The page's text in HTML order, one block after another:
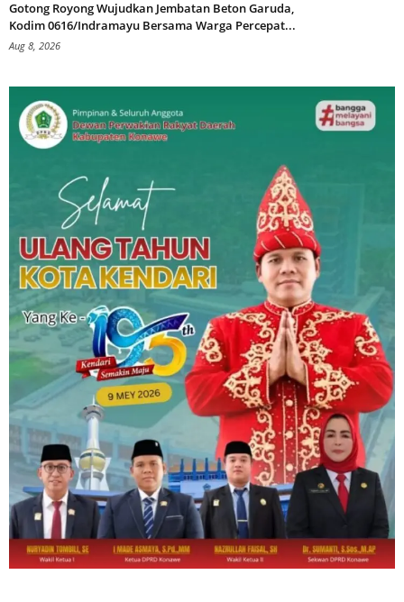
Gotong Royong Wujudkan Jembatan Beton Garuda,
Kodim 0616/Indramayu Bersama Warga Percepat...
Aug 8, 2026